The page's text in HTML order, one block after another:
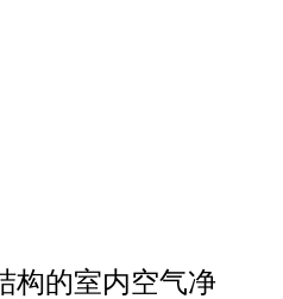
构的室内空气净